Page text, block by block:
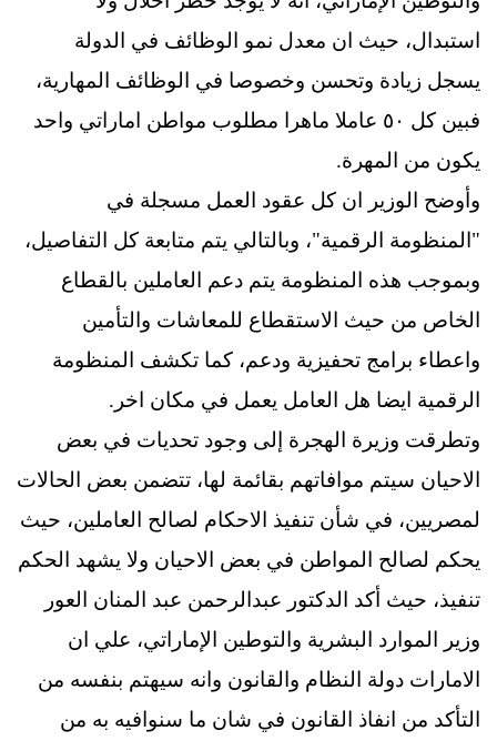
استبدال، حيث ان معدل نمو الوظائف في الدولة
يسجل زيادة وتحسن وخصوصا في الوظائف المهارية،
فبين كل ٥٠ عاملا ماهرا مطلوب مواطن اماراتي واحد
يكون من المهرة.
وأوضح الوزير ان كل عقود العمل مسجلة في
"المنظومة الرقمية"، وبالتالي يتم متابعة كل التفاصيل،
وبموجب هذه المنظومة يتم دعم العاملين بالقطاع
الخاص من حيث الاستقطاع للمعاشات والتأمين
واعطاء برامج تحفيزية ودعم، كما تكشف المنظومة
الرقمية ايضا هل العامل يعمل في مكان اخر.
وتطرقت وزيرة الهجرة إلى وجود تحديات في بعض
الاحيان سيتم موافاتهم بقائمة لها، تتضمن بعض الحالات
لمصريين، في شأن تنفيذ الاحكام لصالح العاملين، حيث
يحكم لصالح المواطن في بعض الاحيان ولا يشهد الحكم
تنفيذ، حيث أكد الدكتور عبدالرحمن عبد المنان العور
وزير الموارد البشرية والتوطين الإماراتي، علي ان
الامارات دولة النظام والقانون وانه سيهتم بنفسه من
التأكد من انفاذ القانون في شان ما سنوافيه به من